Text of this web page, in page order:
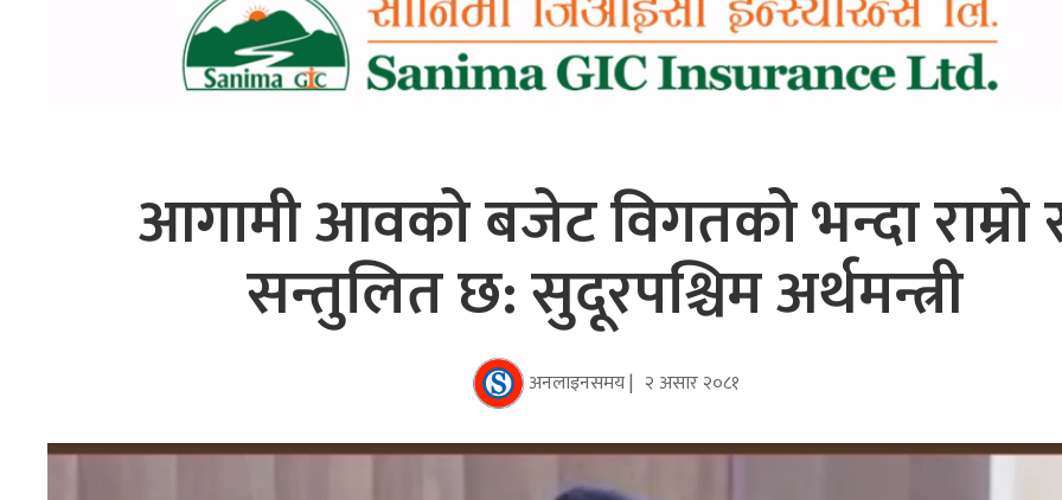
आगामी आवको बजेट विगतको भन्दा राम्रो
सन्तुलित छ: सुदूरपश्चिम अर्थमन्त्री
अनलाइनसमय | २ असार २०८१